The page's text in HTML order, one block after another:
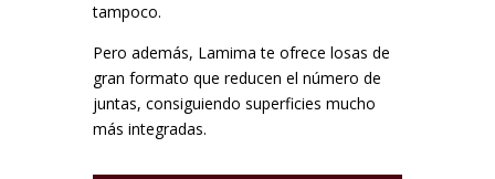
tampoco.
Pero además, Lamima te ofrece losas de
gran formato que reducen el número de
juntas, consiguiendo superficies mucho
más integradas.